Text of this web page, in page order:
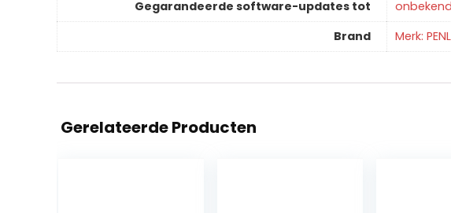
Gegarandeerde software-updates tot
‎onbekend
Brand
Merk:
Gerelateerde Producten